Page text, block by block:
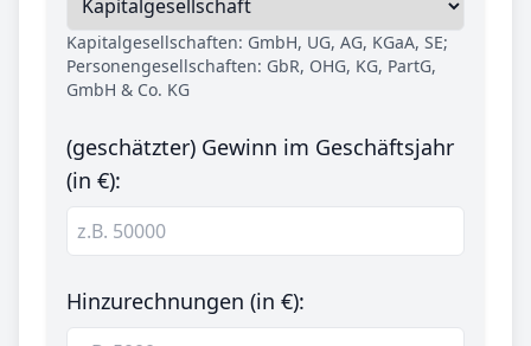
Kapitalgesellschaften: GmbH, UG, AG, KGaA, SE;
Personengesellschaften: GbR, OHG, KG, PartG,
GmbH & Co. KG
(geschätzter) Gewinn im Geschäftsjahr
(in €):
Hinzurechnungen (in €):